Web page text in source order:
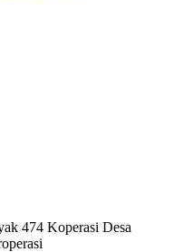
474 Koperasi Desa